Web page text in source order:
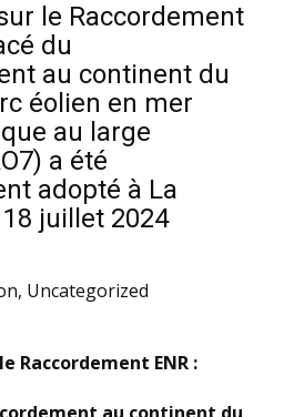
le Raccordement
du
au continent du
éolien en mer
au large
a été
adopté à La
juillet 2024
, Uncategorized
Raccordement ENR :